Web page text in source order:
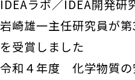
IDEAラボ／IDEA開発研
岩崎雄一主任研究員が
を受賞しました
令和４年度 化学物質の